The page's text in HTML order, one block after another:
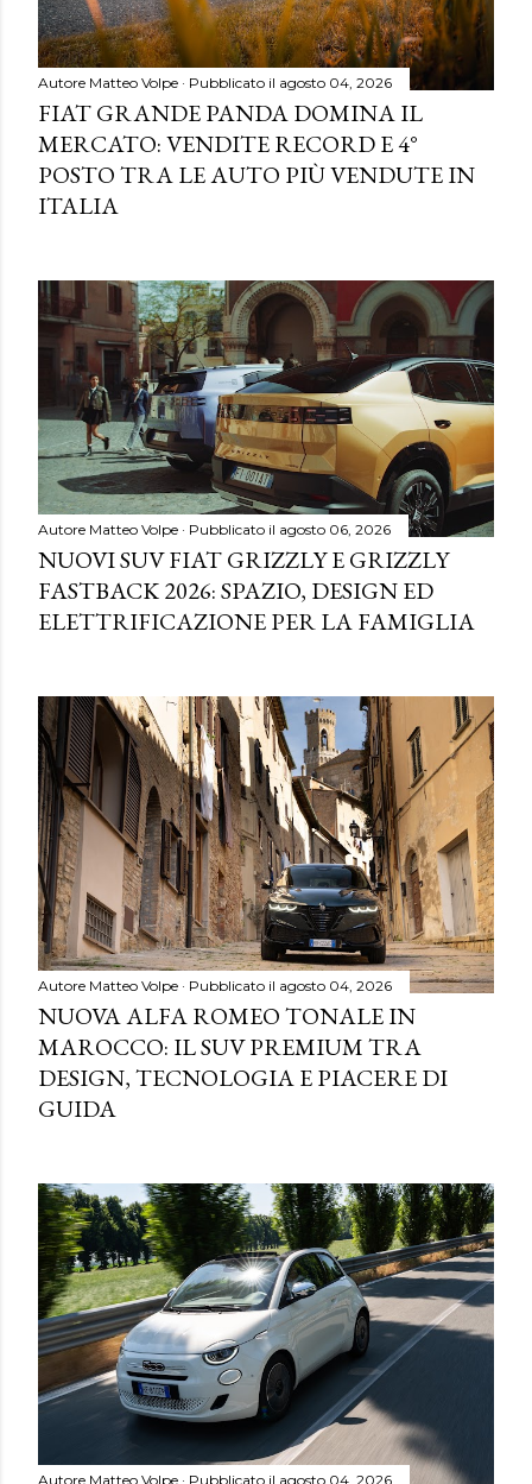
Autore Matteo Volpe Pubblicato il agosto 04, 2026
FIAT GRANDE PANDA DOMINA IL
MERCATO: VENDITE RECORD E 4°
POSTO TRA LE AUTO PIÙ VENDUTE IN
ITALIA
Autore Matteo Volpe Pubblicato il agosto 06, 2026
NUOVI SUV FIAT GRIZZLY E GRIZZLY
FASTBACK 2026: SPAZIO, DESIGN ED
ELETTRIFICAZIONE PER LA FAMIGLIA
Autore Matteo Volpe Pubblicato il agosto 04, 2026
NUOVA ALFA ROMEO TONALE IN
MAROCCO: IL SUV PREMIUM TRA
DESIGN, TECNOLOGIA E PIACERE DI
GUIDA
Autore Matteo Volpe Pubblicato il agosto 04, 2026